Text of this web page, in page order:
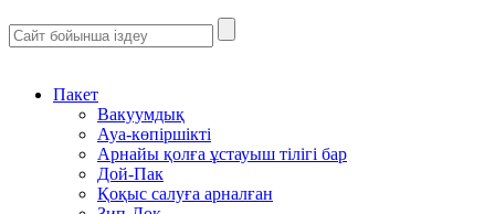
Пакет
Вакуумдық
Ауа-көпіршікті
Арнайы қолға ұстауыш тілігі бар
Дой-Пак
Қоқыс салуға арналған